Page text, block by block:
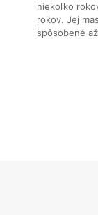
niekoľko
rokov. Jej
spôsobené až